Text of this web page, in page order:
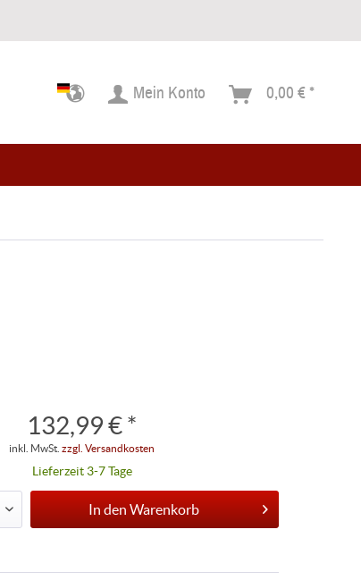
Mein Konto 0,00 € *
132,99 € *
inkl. MwSt.zzgl. Versandkosten
Lieferzeit 3-7 Tage
In den Warenkorb